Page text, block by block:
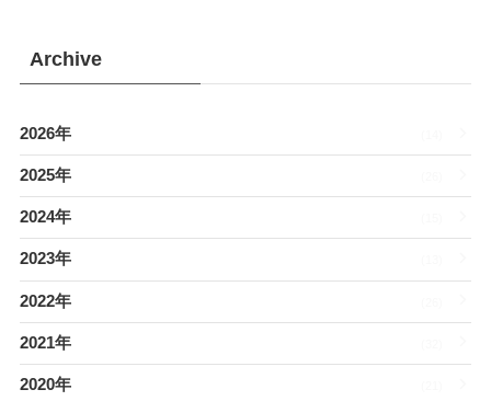
Archive
2026年
2025年
2024年
2023年
2022年
2021年
2020年